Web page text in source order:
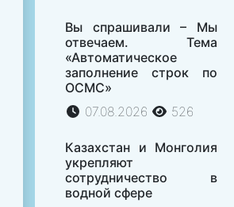
Вы спрашивали – Мы
отвечаем. Тема
«Автоматическое
заполнение строк по
ОСМС»
07.08.2026
526
Казахстан и Монголия
укрепляют
сотрудничество в
водной сфере